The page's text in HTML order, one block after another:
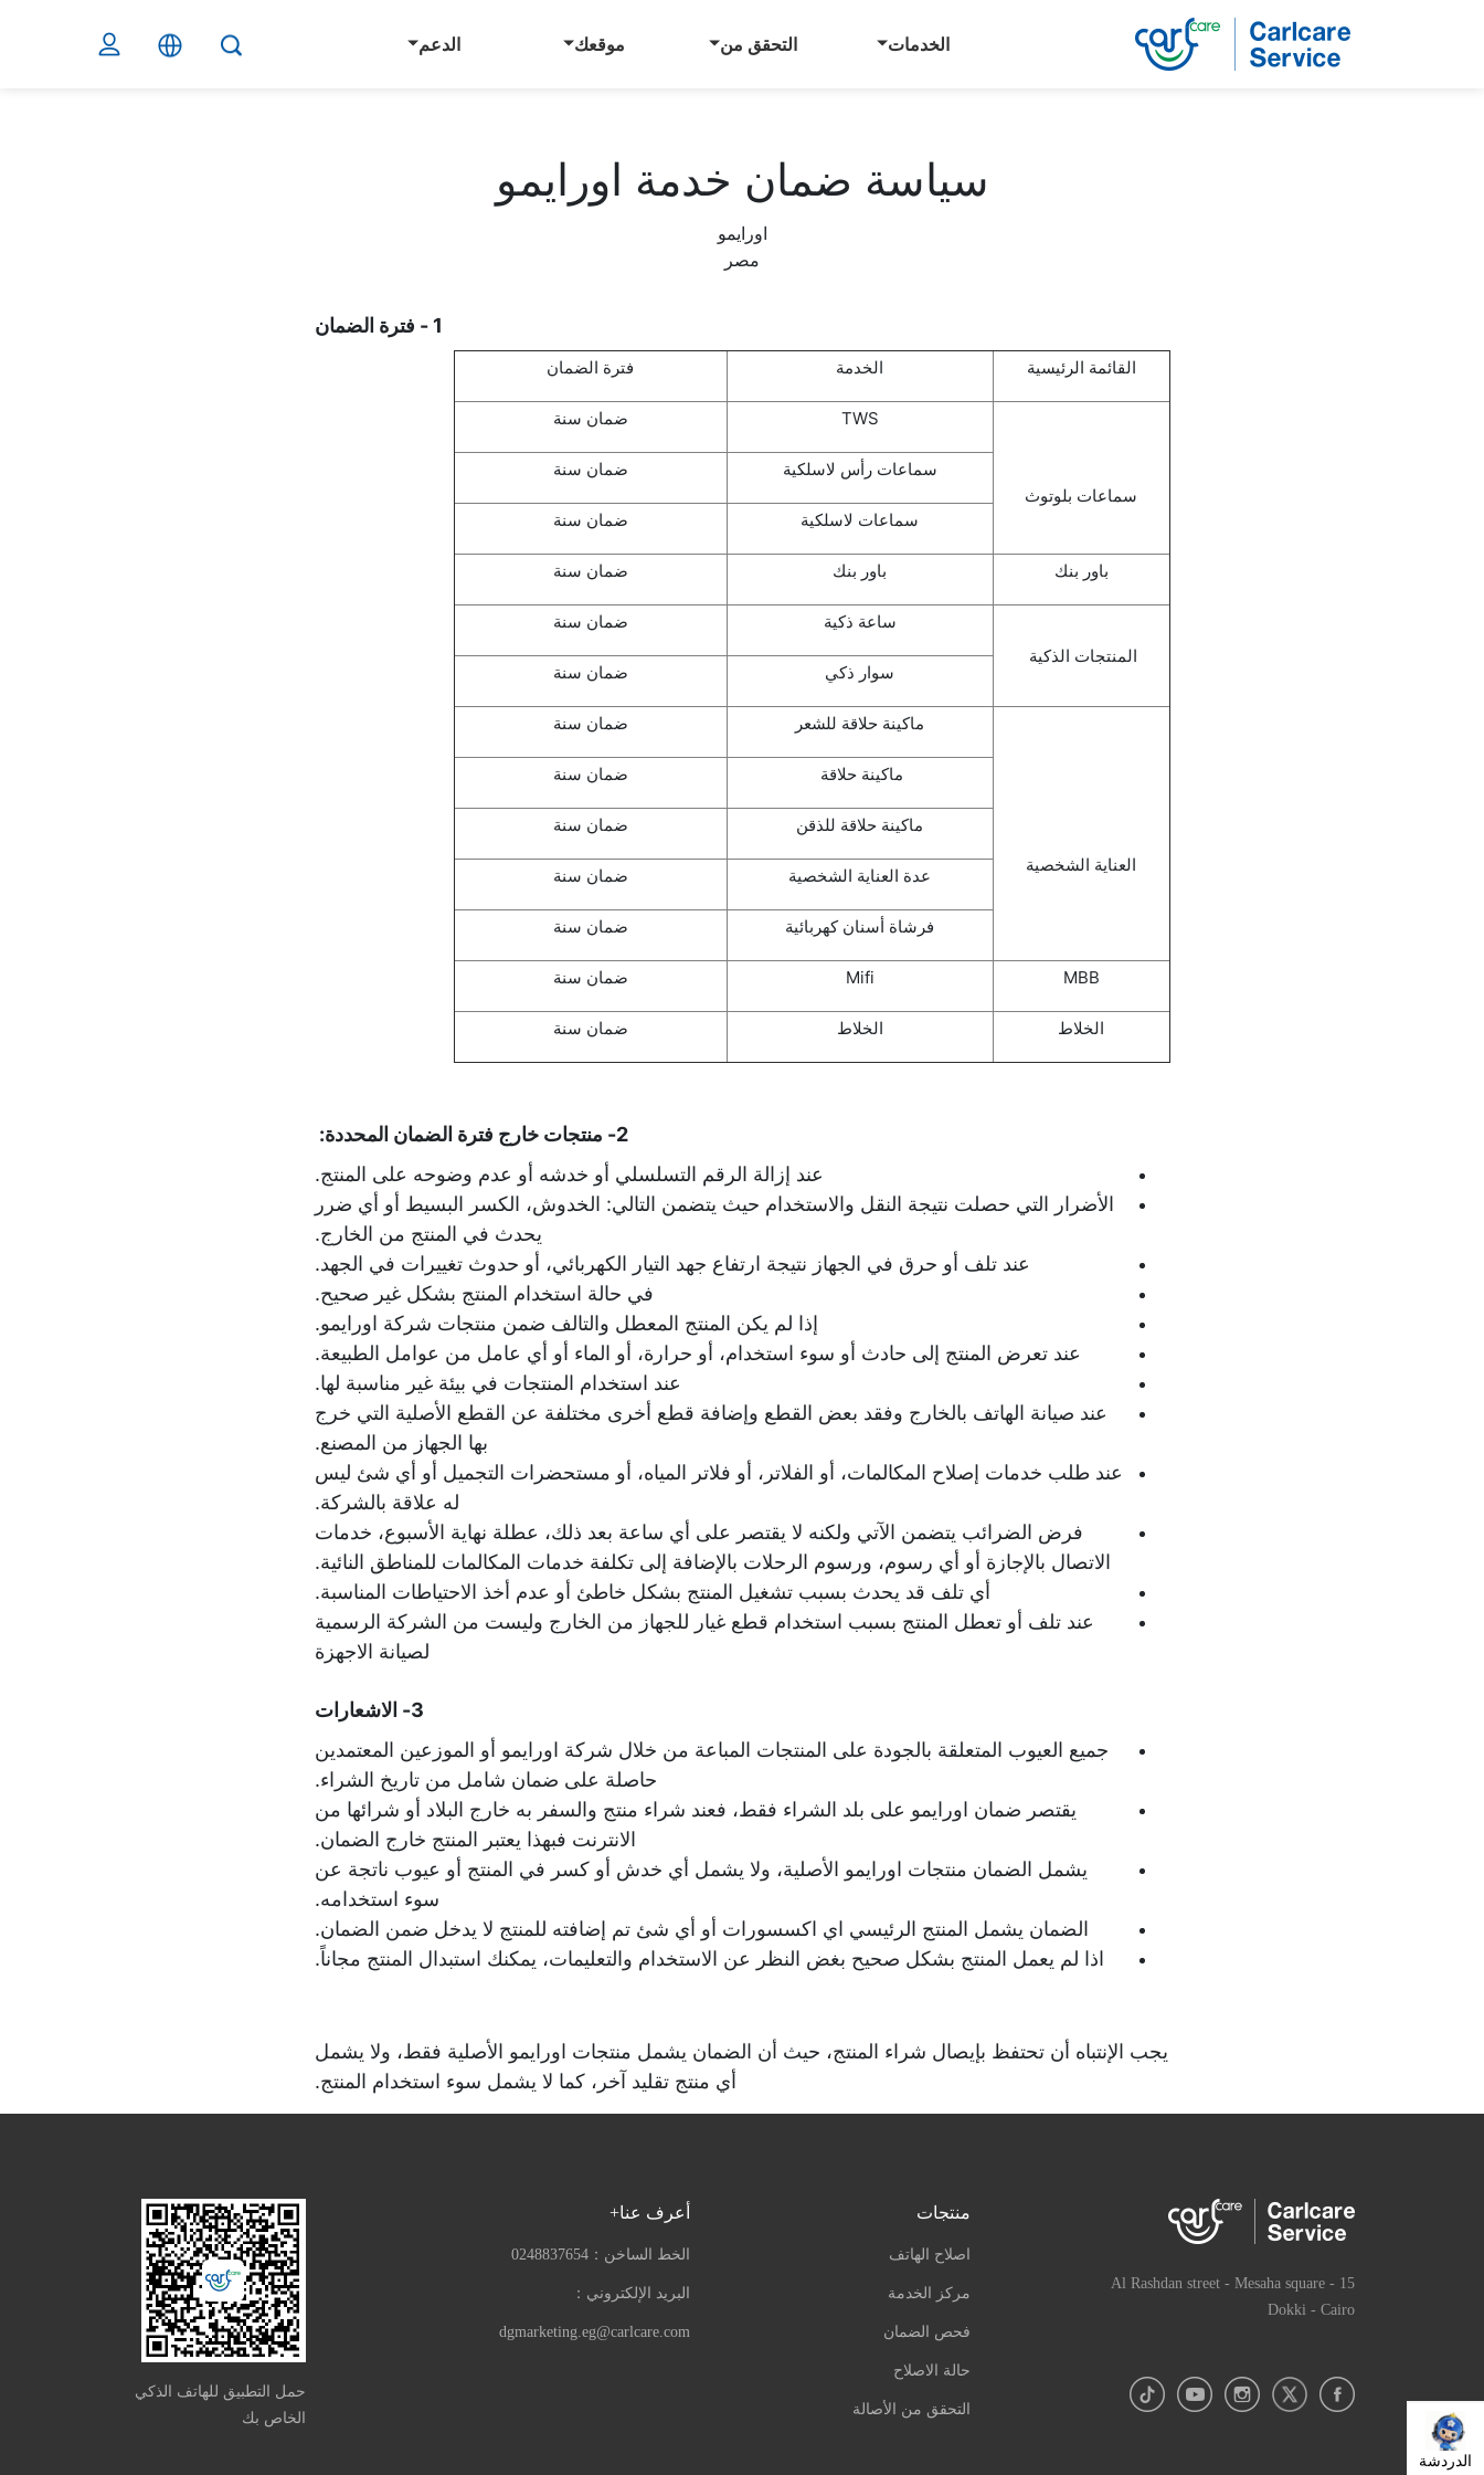
الخدمات التحقق من موقعك الدعم
سياسة ضمان خدمة اورايمو
اورايمو
مصر
1 - فترة الضمان
القائمة الرئيسية الخدمة فترة الضمان
سماعات بلوتوث
TWS ضمان سنة
سماعات رأس لاسلكية ضمان سنة
سماعات لاسلكية ضمان سنة
باور بنك باور بنك ضمان سنة
المنتجات الذكية
ساعة ذكية ضمان سنة
سوار ذكي ضمان سنة
العناية الشخصية
ماكينة حلاقة للشعر ضمان سنة
ماكينة حلاقة ضمان سنة
ماكينة حلاقة للذقن ضمان سنة
عدة العناية الشخصية ضمان سنة
فرشاة أسنان كهربائية ضمان سنة
MBB
Mifi ضمان سنة
الخلاط الخلاط ضمان سنة
2- منتجات خارج فترة الضمان المحددة:
عند إزالة الرقم التسلسلي أو خدشه أو عدم وضوحه على المنتج.
الأضرار التي حصلت نتيجة النقل والاستخدام حيث يتضمن التالي: الخدوش، الكسر البسيط أو أي ضرر
يحدث في المنتج من الخارج.
عند تلف أو حرق في الجهاز نتيجة ارتفاع جهد التيار الكهربائي، أو حدوث تغييرات في الجهد.
في حالة استخدام المنتج بشكل غير صحيح.
إذا لم يكن المنتج المعطل والتالف ضمن منتجات شركة اورايمو.
عند تعرض المنتج إلى حادث أو سوء استخدام، أو حرارة، أو الماء أو أي عامل من عوامل الطبيعة.
عند استخدام المنتجات في بيئة غير مناسبة لها.
عند صيانة الهاتف بالخارج وفقد بعض القطع وإضافة قطع أخرى مختلفة عن القطع الأصلية التي خرج
بها الجهاز من المصنع.
عند طلب خدمات إصلاح المكالمات، أو الفلاتر، أو فلاتر المياه، أو مستحضرات التجميل أو أي شئ ليس
له علاقة بالشركة.
فرض الضرائب يتضمن الآتي ولكنه لا يقتصر على أي ساعة بعد ذلك، عطلة نهاية الأسبوع، خدمات
الاتصال بالإجازة أو أي رسوم، ورسوم الرحلات بالإضافة إلى تكلفة خدمات المكالمات للمناطق النائية.
أي تلف قد يحدث بسبب تشغيل المنتج بشكل خاطئ أو عدم أخذ الاحتياطات المناسبة.
عند تلف أو تعطل المنتج بسبب استخدام قطع غيار للجهاز من الخارج وليست من الشركة الرسمية
لصيانة الاجهزة
3- الاشعارات
جميع العيوب المتعلقة بالجودة على المنتجات المباعة من خلال شركة اورايمو أو الموزعين المعتمدين
حاصلة على ضمان شامل من تاريخ الشراء.
يقتصر ضمان اورايمو على بلد الشراء فقط، فعند شراء منتج والسفر به خارج البلاد أو شرائها من
الانترنت فبهذا يعتبر المنتج خارج الضمان.
يشمل الضمان منتجات اورايمو الأصلية، ولا يشمل أي خدش أو كسر في المنتج أو عيوب ناتجة عن
سوء استخدامه.
الضمان يشمل المنتج الرئيسي اي اكسسورات أو أي شئ تم إضافته للمنتج لا يدخل ضمن الضمان.
اذا لم يعمل المنتج بشكل صحيح بغض النظر عن الاستخدام والتعليمات، يمكنك استبدال المنتج مجاناً.
يجب الإنتباه أن تحتفظ بإيصال شراء المنتج، حيث أن الضمان يشمل منتجات اورايمو الأصلية فقط، ولا يشمل
أي منتج تقليد آخر، كما لا يشمل سوء استخدام المنتج.
الدردشة
15 Al Rashdan street - Mesaha square -
Dokki - Cairo
منتجات
اصلاح الهاتف
مركز الخدمة
فحص الضمان
حالة الاصلاح
التحقق من الأصالة
أعرف عنا+
الخط الساخن： 0248837654
البريد الإلكتروني：
dgmarketing.eg@carlcare.com
حمل التطبيق للهاتف الذكي
الخاص بك